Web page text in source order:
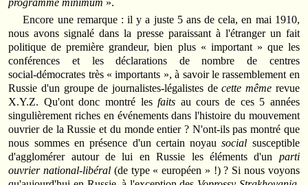
Encore une remarque : il y a juste 5 ans de cela, en mai 1910,
nous avons signalé dans la presse paraissant à l'étranger un fait
politique de première grandeur, bien plus « important » que les
conférences et les déclarations de nombre de centres
social‑démocrates très « importants », à savoir le rassemblement en
Russie d'un groupe de journalistes‑légalistes decette même revue
X.Y.Z. Qu'ont donc montré lesfaits au cours de ces 5 années
singulièrement riches en événements dans l'histoire du mouvement
ouvrier de la Russie et du monde entier ? N'ont­-ils pas montré que
nous sommes en présence d'un certain noyausocial susceptible
d'agglomérer autour de lui en Russie les éléments d'un parti
ouvrier national‑libéral (de type « européen » !) ? Si nous voyons